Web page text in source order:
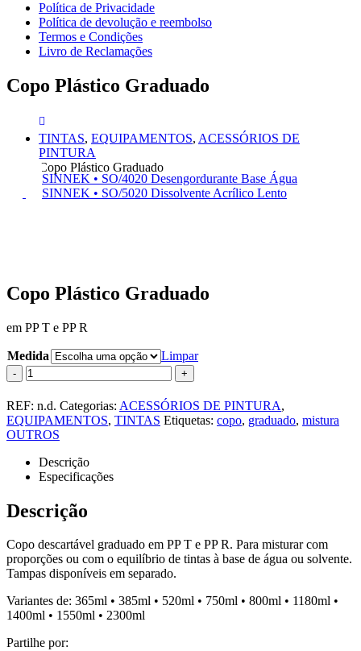
Política de Privacidade
Política de devolução e reembolso
Termos e Condições
Livro de Reclamações
Copo Plástico Graduado
TINTAS, EQUIPAMENTOS, ACESSÓRIOS DE
PINTURA
Copo Plástico Graduado
SINNEK • SO/4020 Desengordurante Base Água
SINNEK • SO/5020 Dissolvente Acrílico Lento
Copo Plástico Graduado
em PP T e PP R
Medida Limpar
- +
REF: n.d. Categorias: ACESSÓRIOS DE PINTURA,
EQUIPAMENTOS, TINTAS Etiquetas: copo, graduado, mistura
OUTROS
Descrição
Especificações
Descrição
Copo descartável graduado em PP T e PP R. Para misturar com
proporções ou com o equilíbrio de tintas à base de água ou solvente.
Tampas disponíveis em separado.
Variantes de: 365ml • 385ml • 520ml • 750ml • 800ml • 1180ml •
1400ml • 1550ml • 2300ml
Partilhe por: